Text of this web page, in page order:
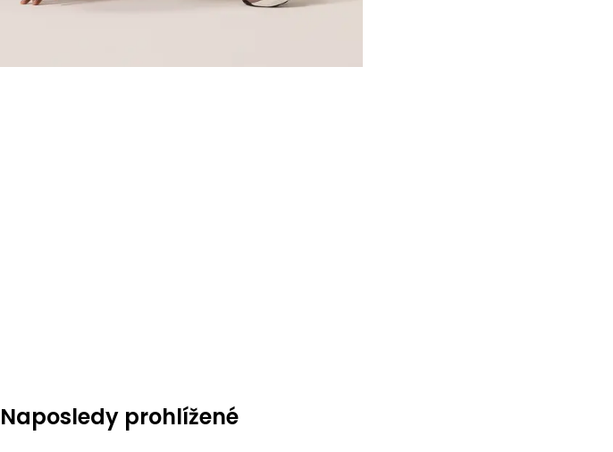
Naposledy prohlížené
Tyto stránky používají cookies za účelem
správným fungováním portálu, úpravou jeho
zobrazováním personalizované a